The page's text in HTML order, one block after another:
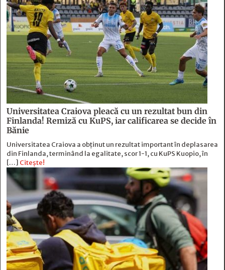
Universitatea Craiova pleacă cu un rezultat bun din
Finlanda! Remiză cu KuPS, iar calificarea se decide în
Bănie
Universitatea Craiova a obținut un rezultat important în deplasarea
din Finlanda, terminând la egalitate, scor 1-1, cu KuPS Kuopio, în
[…] Citește!